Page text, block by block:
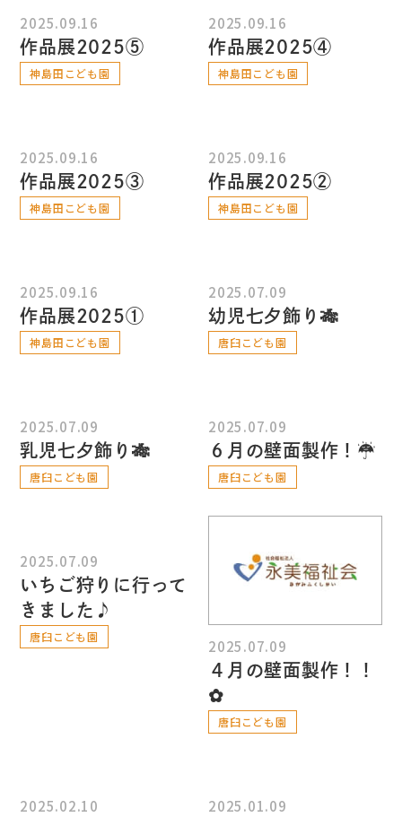
2025.09.16
作品展2025⑤
神島田こども園
2025.09.16
作品展2025④
神島田こども園
2025.09.16
作品展2025③
神島田こども園
2025.09.16
作品展2025②
神島田こども園
2025.09.16
作品展2025①
神島田こども園
2025.07.09
幼児七夕飾り🎋
唐臼こども園
2025.07.09
乳児七夕飾り🎋
唐臼こども園
2025.07.09
６月の壁面製作！☂
唐臼こども園
2025.07.09
いちご狩りに行って
きました♪
唐臼こども園
2025.07.09
４月の壁面製作！！
✿
唐臼こども園
2025.02.10 2025.01.09